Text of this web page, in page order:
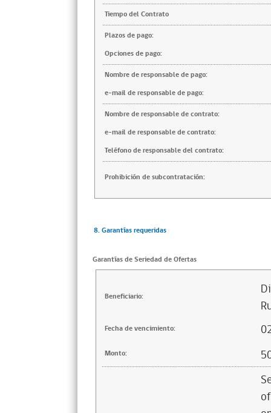
Tiempo del Contrato
Plazos de pago:
Opciones de pago:
Nombre de responsable de pago:
e-mail de responsable de pago:
Nombre de responsable de contrato:
e-mail de responsable de contrato:
Teléfono de responsable del contrato:
Prohibición de subcontratación:
8. Garantías requeridas
Garantías de Seriedad de Ofertas
Beneficiario:
Fecha de vencimiento:
Monto: